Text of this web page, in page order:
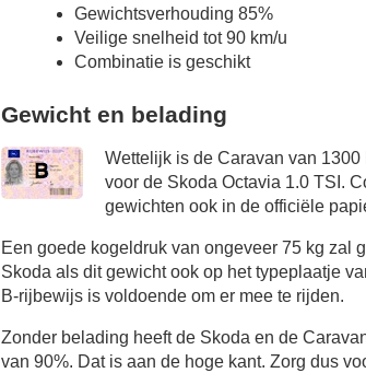
Gewichtsverhouding 85%
Veilige snelheid tot 90 km/u
Combinatie is geschikt
Gewicht en belading
Wettelijk is de Caravan van
voor de Skoda Octavia 1.0 TSI.
gewichten ook in de officiële
Een goede kogeldruk van ongeveer 75 kg zal
Skoda als dit gewicht ook op het typeplaatje
B-rijbewijs is voldoende om er mee te rijden.
Zonder belading heeft de Skoda en de
van 90%. Dat is aan de hoge kant. Zorg dus